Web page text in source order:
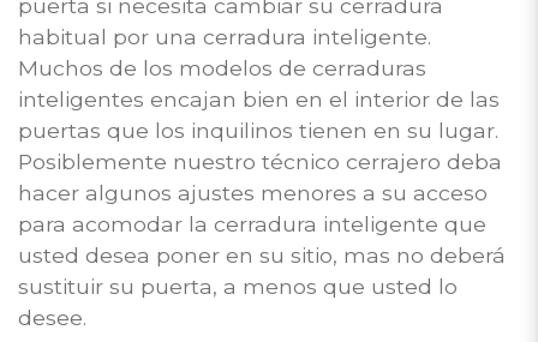
puerta si necesita cambiar su cerradura
habitual por una cerradura inteligente.
Muchos de los modelos de cerraduras
inteligentes encajan bien en el interior de las
puertas que los inquilinos tienen en su lugar.
Posiblemente nuestro técnico cerrajero deba
hacer algunos ajustes menores a su acceso
para acomodar la cerradura inteligente que
usted desea poner en su sitio, mas no deberá
sustituir su puerta, a menos que usted lo
desee.